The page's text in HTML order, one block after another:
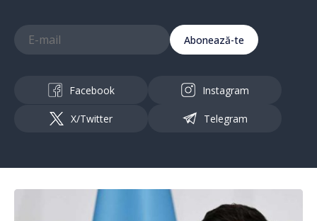
Abonează-te
Facebook Instagram
X/Twitter Telegram